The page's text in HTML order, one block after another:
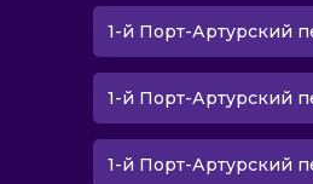
1-й Порт-Артурский
1-й Порт-Артурский
1-й Порт-Артурский